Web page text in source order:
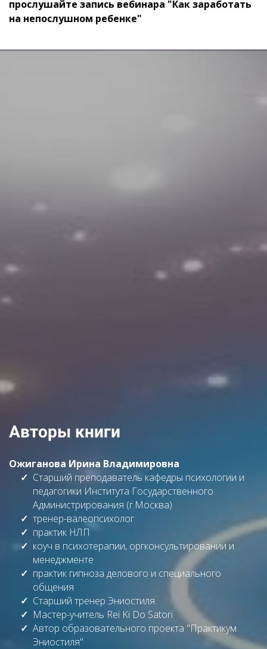
прослушайте запись вебинара "Как заработать
на непослушном ребенке"
Авторы книги
Ожиганова Ирина Владимировна
Старший преподаватель кафедры психологии и
педагогики Института Государственного
Администрирования (г.Москва)
тренер-валеопсихолог
практик НЛП
коуч в психотерапии, оргконсультировании и
менеджменте
практик гипноза делового и специального
общения
Старший тренер Эниостиля
Мастер-учитель Rei Ki Do Satori
Автор образовательного проекта "Практикум
Эниостиля"